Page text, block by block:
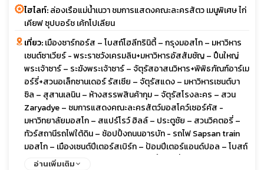
ไฮไลท์:ล่องเรือแม่น้ำเนวา ชมการแสดงคณะละครสัตว เมนูพิเศษ ไก่
เคียฟ ซุปบอร์ช เค้กโปเลียน
เที่ยว:เมืองซาร์กอร์ส – โบสถ์โฮลีทรินิตี้ – กรุงมอสโก – มหาวิหาร
เซนต์ซาเวียร์ - พระราชวังเครมลิน+มหาวิหารอัสสัมชัญ – ปืนใหญ่
พระเจ้าซาร์ – ระฆังพระเจ้าซาร์ – จัตุรัสอาสนวิหาร+พิพิธภัณฑ์อาร์เม
อร์รี่+สวนอเล็กซานเดอร์ รัสเซีย – จัตุรัสแดง – มหาวิหารเซนต์บา
ซิล – สุสานเลนิน – ห้างสรรพสินค้ากุม – จัตุรัสโรงละคร – สวน
Zaryadye – ชมการแสดงคณะละครสัตว์มอสโคว์เซอร์คัส -
มหาวิทยาลัยมอสโก – สแปร์โรว์ ฮิลล์ – ประตูชัย – สวนวิคตอรี่ –
ทัวร์สถานีรถไฟใต้ดิน – ช้อปปิ้งถนนอารบัท - รถไฟ Sapsan train
มอสโก – เมืองเซนต์ปีเตอร์สเบิร์ก – ป้อมปีเตอร์แอนด์ปอล – โบสถ์
หยดเลือด – มหาวิหารเซนต์ไอแซค – รูปปั้นคนขี่ม้า – พระราชวังนิ
อ่านเพิ่มเติม